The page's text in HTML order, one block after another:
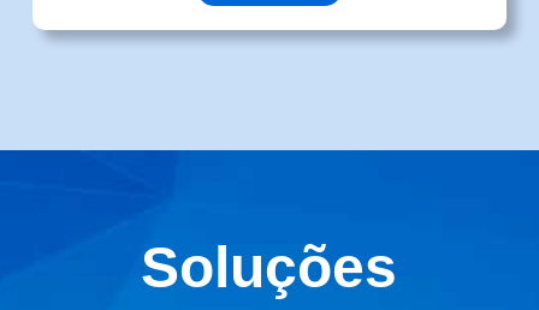
Soluções